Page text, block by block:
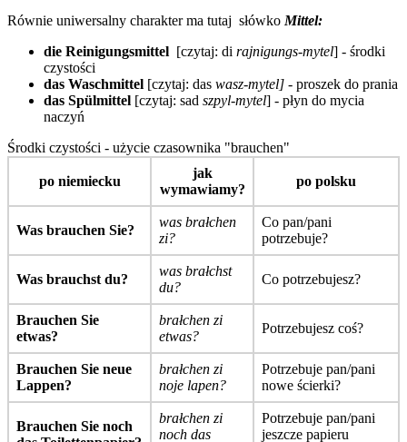
Równie uniwersalny charakter ma tutaj słówko Mittel:
die Reinigungsmittel [czytaj: di rajnigungs-mytel] - środki
czystości
das Waschmittel [czytaj: das wasz-mytel] - proszek do prania
das Spülmittel [czytaj: sad szpyl-mytel] - płyn do mycia
naczyń
Środki czystości - użycie czasownika "brauchen"
po niemiecku
jak
wymawiamy?
po polsku
Was brauchen Sie?
was brałchen
zi?
Co pan/pani
potrzebuje?
Was brauchst du?
was brałchst
du?
Co potrzebujesz?
Brauchen Sie
etwas?
brałchen zi
etwas?
Potrzebujesz coś?
Brauchen Sie neue
Lappen?
brałchen zi
noje lapen?
Potrzebuje pan/pani
nowe ścierki?
Brauchen Sie noch
brałchen zi
noch das
Potrzebuje pan/pani
jeszcze papieru